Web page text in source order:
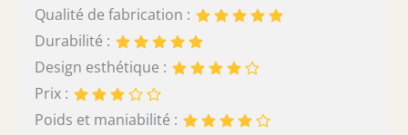
Qualité de fabrication :
Durabilité :
Design esthétique :
Prix :
Poids et maniabilité :